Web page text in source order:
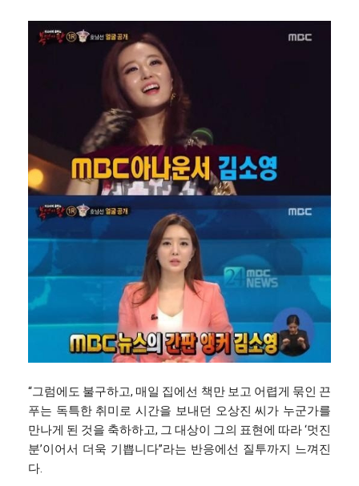
“그럼에도 불구하고, 매일 집에선 책만 보고 어렵게 묶인 끈
푸는 독특한 취미로 시간을 보내던 오상진 씨가 누군가를
만나게 된 것을 축하하고, 그 대상이 그의 표현에 따라 ‘멋진
분’이어서 더욱 기쁩니다”라는 반응에선 질투까지 느껴진
다.